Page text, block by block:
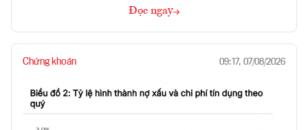
Đọc ngay
Chứng khoán 09:17, 07/08/2026